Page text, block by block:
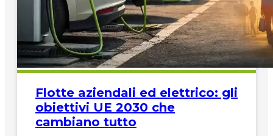
Flotte aziendali ed elettrico: gli
obiettivi UE 2030 che
cambiano tutto